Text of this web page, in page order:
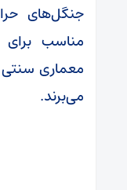
جنگل‌های
مناسب
معماری سنتی
می‌برند.